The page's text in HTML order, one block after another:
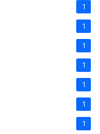
1
1
1
1
1
1
1